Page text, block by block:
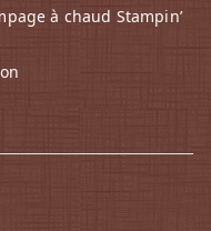
à chaud Stampin’